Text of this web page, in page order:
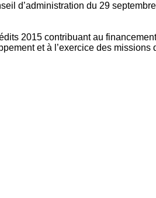
d’administration du 29
2015 contribuant au
et à l’exercice des missions